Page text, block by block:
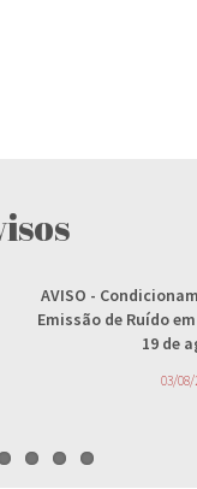
AVISO -
Emissão de Ruído
19 de
03/08/